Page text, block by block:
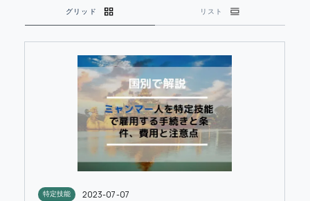
グリッド リスト
特定技能 2023-07-07